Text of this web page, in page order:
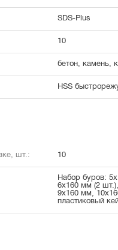
SDS-Plus
10
бетон, камень,
HSS
шт.: 10
Набор буров:
6x160 мм (2
9x160 мм,
пластиковый